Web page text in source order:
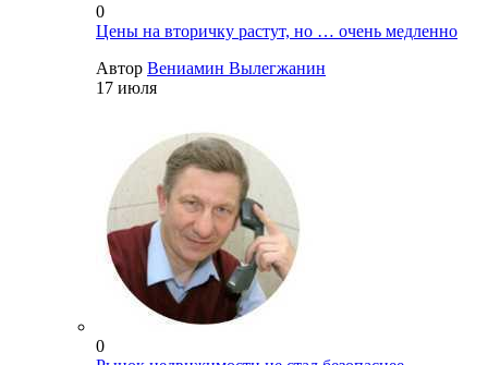
0
Цены на вторичку растут, но … очень медленно
Автор Вениамин Вылегжанин
17 июля
0